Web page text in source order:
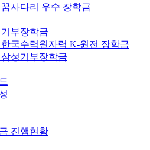
사다리 우수 장학금
부장학금
국수력원자력 K-원전 장학금
성기부장학금
진행현황